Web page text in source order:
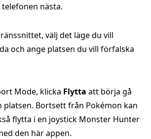
nästa.
välj det läge du vill
och ange platsen du vill förfalska
Mode, klicka Flytta att börja gå
platsen. Bortsett från Pokémon kan
flytta i en joystick Monster Hunter
den här appen.